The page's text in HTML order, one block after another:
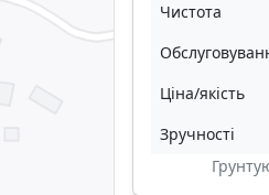
Чистота
Ціна/якість
Зручності